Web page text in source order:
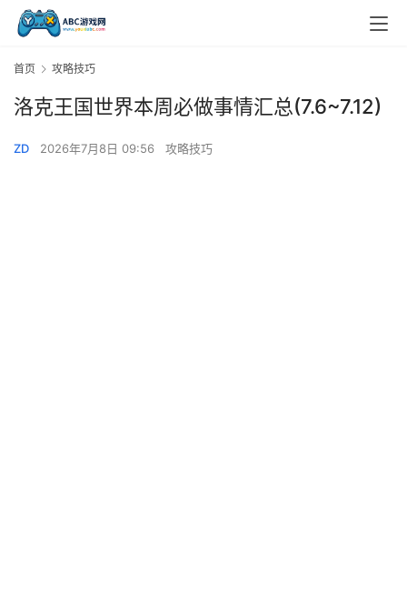
首页 攻略技巧
洛克王国世界本周必做事情汇总(7.6~7.12)
ZD 2026年7月8日 09:56 攻略技巧